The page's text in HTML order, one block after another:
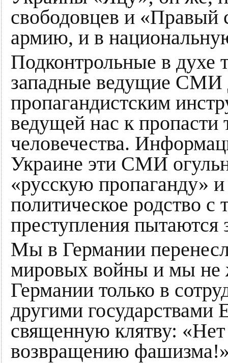
свободовцев и «Правый
армию, и в
Подконтрольные в духе
западные ведущие СМИ
пропагандистским
ведущей нас к пропасти
человечества.
Украине эти СМИ
«русскую пропаганду»
политическое родство с
преступления пытаются
Мы в Германии
мировых войны и мы не
Германии только в
другими государствами
священную клятву:
возвращению